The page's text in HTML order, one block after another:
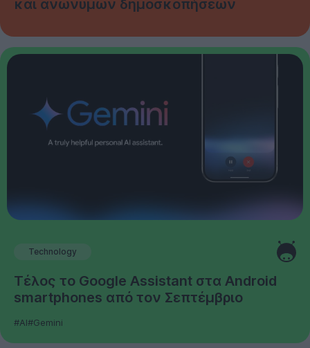
και ανώνυμων δημοσκοπήσεων
Technology
Τέλος το Google Assistant στα Android
smartphones από τον Σεπτέμβριο
#AI#Gemini